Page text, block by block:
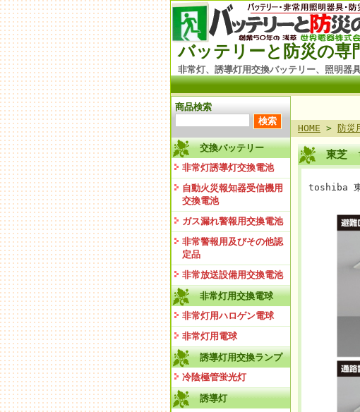
バッテリーと防災の
非常灯、誘導灯用交換バッテリー、照明器
商品検索
交換バッテリー
非常灯誘導灯交換電池
自動火災報知器受信機用
交換電池
ガス漏れ警報用交換電池
非常警報用及びその他認
定品
非常放送設備用交換電池
非常灯用交換電球
非常灯用ハロゲン電球
非常灯用電球
誘導灯用交換ランプ
冷陰極管蛍光灯
誘導灯
HOME > 防災
東芝
toshiba 東